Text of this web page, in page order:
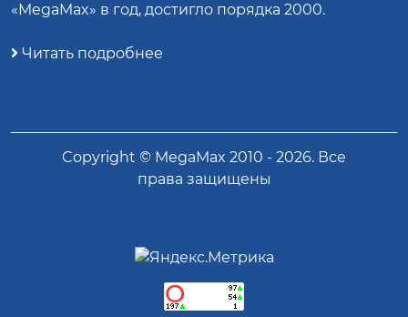
«MegaMax» в год, достигло порядка 2000.
Читать подробнее
Copyright © MegaMax 2010 - 2026. Все
права защищены